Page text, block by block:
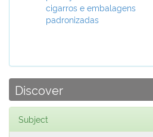
cigarros e embalagens
padronizadas
Discover
Subject